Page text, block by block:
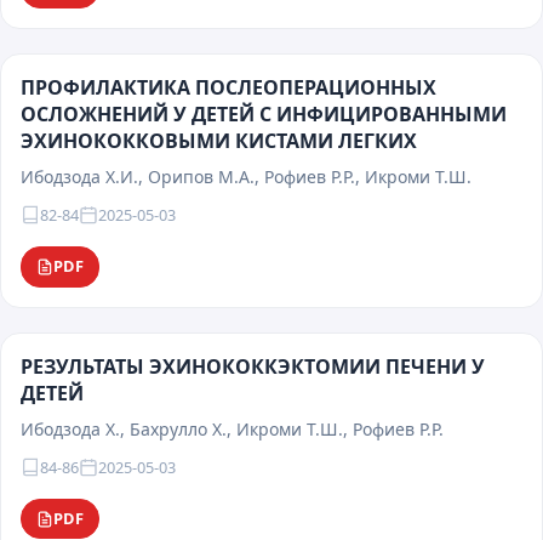
ПРОФИЛАКТИКА ПОСЛЕОПЕРАЦИОННЫХ
ОСЛОЖНЕНИЙ У ДЕТЕЙ С ИНФИЦИРОВАННЫМИ
ЭХИНОКОККОВЫМИ КИСТАМИ ЛЕГКИХ
Ибодзода Х.И., Орипов М.А., Рофиев Р.Р., Икроми Т.Ш.
82-84 2025-05-03
PDF
РЕЗУЛЬТАТЫ ЭХИНОКОККЭКТОМИИ ПЕЧЕНИ У
ДЕТЕЙ
Ибодзода Х., Бахрулло Х., Икроми Т.Ш., Рофиев Р.Р.
84-86 2025-05-03
PDF